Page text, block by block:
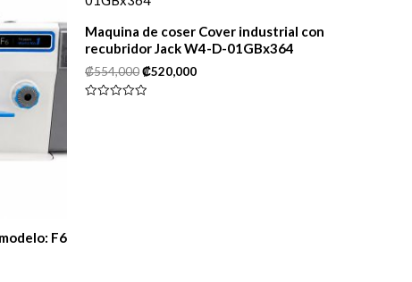
F6
Maquina de coser Cover industrial con
recubridor Jack W4-D-01GBx364
₡554,000₡520,000